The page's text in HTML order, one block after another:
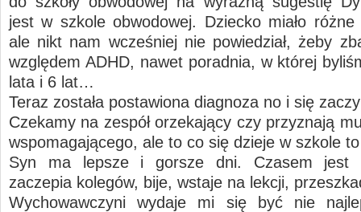
jest w szkole obwodowej. Dziecko miało różne
ale nikt nam wcześniej nie powiedział, żeby
względem ADHD, nawet poradnia, w której
lata i 6 lat…
Teraz została postawiona diagnoza no i się
Czekamy na zespół orzekający czy przyznają
wspomagającego, ale to co się dzieje w szkole
Syn ma lepsze i gorsze dni. Czasem jest
zaczepia kolegów, bije, wstaje na lekcji,
Wychowawczyni wydaje mi się być nie